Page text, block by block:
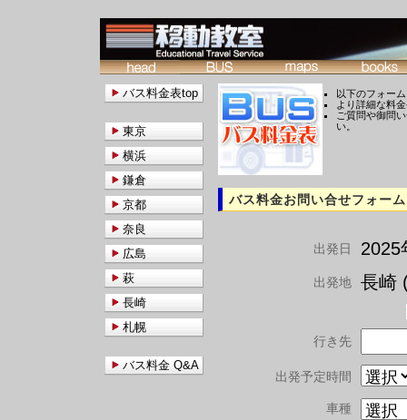
以下のフォー
より詳細な料
ご質問や御問
い。
バス料金お問い合せフォーム
出発日 2025
出発地 長崎
行き先
出発予定時間
車種
バス料金表top
東京
横浜
鎌倉
京都
奈良
広島
萩
長崎
札幌
バス料金 Q&A